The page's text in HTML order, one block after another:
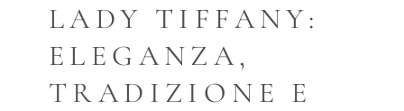
LADY TIFFANY:
ELEGANZA,
TRADIZIONE E